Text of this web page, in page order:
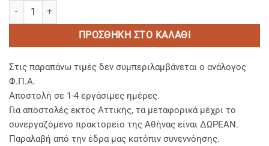
Ξύλινα Κουτάλια FSC® 18 cm. ποσότητα
ΠΡΟΣΘΉΚΗ ΣΤΟ ΚΑΛΆΘΙ
Στις παραπάνω τιμές δεν συμπεριλαμβάνεται ο ανάλογος
Φ.Π.Α.
Αποστολή σε 1-4 εργάσιμες ημέρες.
Για αποστολές εκτός Αττικής, τα μεταφορικά μέχρι το
συνεργαζόμενο πρακτορείο της Αθήνας είναι ΔΩΡΕΑΝ.
Παραλαβή από την έδρα μας κατόπιν συνεννόησης.